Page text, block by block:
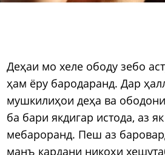
Деҳаи мо хеле ободу зебо
ҳам ёру бародаранд. Дар
мушкилиҳои деҳа ва
ба бари якдигар истода, аз
мебароранд. Пеш аз
манъ кардани никоҳи